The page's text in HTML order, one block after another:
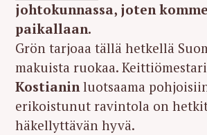
johtokunnassa, joten
paikallaan.
Grön tarjoaa tällä hetkellä
makuista ruokaa. Keittiömestari
Kostianinluotsaama
erikoistunut ravintola on
häkellyttävän hyvä.